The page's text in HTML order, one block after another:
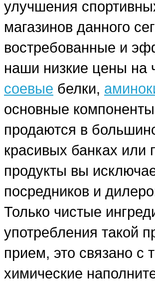
улучшения
магазинов данного
востребованные и
наши низкие цены на
соевые белки,
основные
продаются в
красивых банках или
продукты вы
посредников и
Только чистые
употребления такой
прием, это связано с
химические